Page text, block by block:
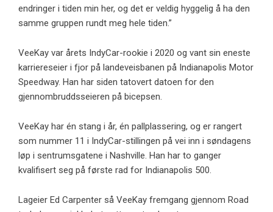
endringer i tiden min her, og det er veldig hyggelig å ha den
samme gruppen rundt meg hele tiden.”
VeeKay var årets IndyCar-rookie i 2020 og vant sin eneste
karriereseier i fjor på landeveisbanen på Indianapolis Motor
Speedway. Han har siden tatovert datoen for den
gjennombruddsseieren på bicepsen.
VeeKay har én stang i år, én pallplassering, og er rangert
som nummer 11 i IndyCar-stillingen på vei inn i søndagens
løp i sentrumsgatene i Nashville. Han har to ganger
kvalifisert seg på første rad for Indianapolis 500.
Lageier Ed Carpenter så VeeKay fremgang gjennom Road